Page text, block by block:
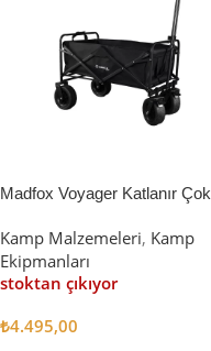
Madfox Voyager Katlanır Çok
[Vagon] BLACK
Kamp Malzemeleri, Kamp
Ekipmanları
stoktan çıkıyor
₺4.495,00